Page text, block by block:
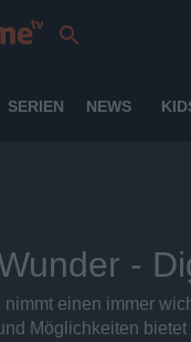
SERIEN NEWS
-
einen immer
Möglichkeiten